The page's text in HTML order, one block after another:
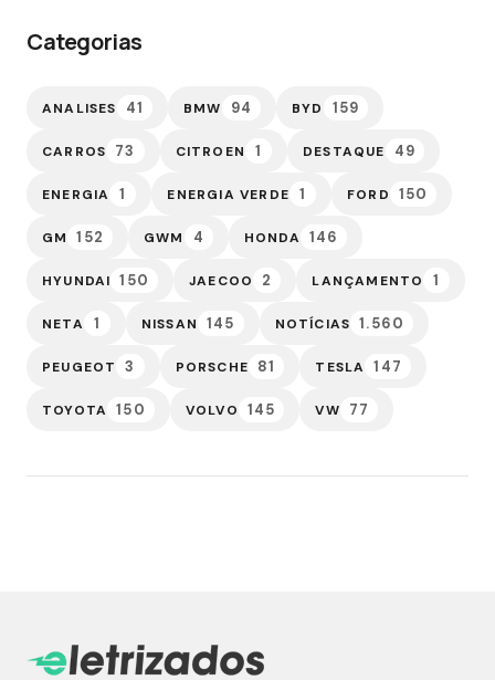
Categorias
ANALISES 41 BMW 94 BYD 159
CARROS 73 CITROEN 1 DESTAQUE 49
ENERGIA 1 ENERGIA VERDE 1 FORD 150
GM 152 GWM 4 HONDA 146
HYUNDAI 150 JAECOO 2 LANÇAMENTO 1
NETA 1 NISSAN 145 NOTÍCIAS 1.560
PEUGEOT 3 PORSCHE 81 TESLA 147
TOYOTA 150 VOLVO 145 VW 77